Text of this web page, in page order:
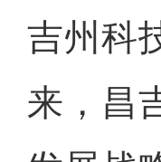
吉州科
来，昌